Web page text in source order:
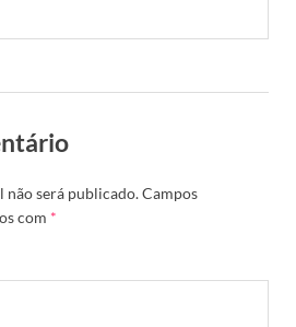
não será publicado.Campos
com *